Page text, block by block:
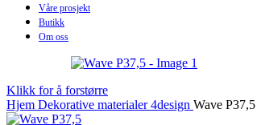
Våre prosjekt
Butikk
Om oss
Klikk for å forstørre
Hjem Dekorative materialer4design Wave P37,5